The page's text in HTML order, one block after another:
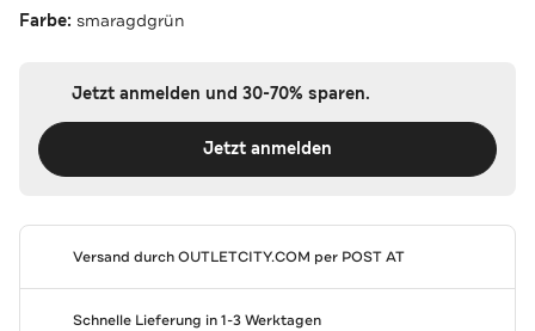
Farbe: smaragdgrün
Jetzt anmelden und 30-70% sparen.
Jetzt anmelden
Versand durchOUTLETCITY.COM per POST AT
Schnelle Lieferung in 1-3 Werktagen